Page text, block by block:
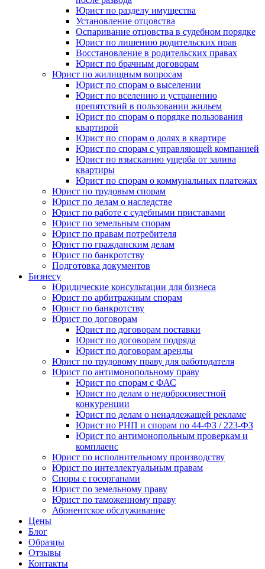
Юрист по разделу имущества
Установление отцовства
Оспаривание отцовства в судебном порядке
Юрист по лишению родительских прав
Восстановление в родительских правах
Юрист по брачным договорам
Юрист по жилищным вопросам
Юрист по спорам о выселении
Юрист по вселению и устранению
препятствий в пользовании жильем
Юрист по спорам о порядке пользования
квартирой
Юрист по спорам о долях в квартире
Юрист по спорам с управляющей компанией
Юрист по взысканию ущерба от залива
квартиры
Юрист по спорам о коммунальных платежах
Юрист по трудовым спорам
Юрист по делам о наследстве
Юрист по работе с судебными приставами
Юрист по земельным спорам
Юрист по правам потребителя
Юрист по гражданским делам
Юрист по банкротству
Подготовка документов
Бизнесу
Юридические консультации для бизнеса
Юрист по арбитражным спорам
Юрист по банкротству
Юрист по договорам
Юрист по договорам поставки
Юрист по договорам подряда
Юрист по договорам аренды
Юрист по трудовому праву для работодателя
Юрист по антимонопольному праву
Юрист по спорам с ФАС
Юрист по делам о недобросовестной
конкуренции
Юрист по делам о ненадлежащей рекламе
Юрист по РНП и спорам по 44-ФЗ / 223-ФЗ
Юрист по антимонопольным проверкам и
комплаенс
Юрист по исполнительному производству
Юрист по интеллектуальным правам
Споры с госорганами
Юрист по земельному праву
Юрист по таможенному праву
Абонентское обслуживание
Цены
Блог
Образцы
Отзывы
Контакты